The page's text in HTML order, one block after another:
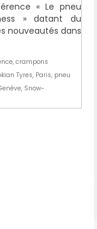
« Le pneu
» datant du
nouveautés dans
, crampons
Tyres, Paris, pneu
, Snow-